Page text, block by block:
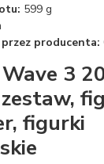
599 g
producenta:
3
figurki